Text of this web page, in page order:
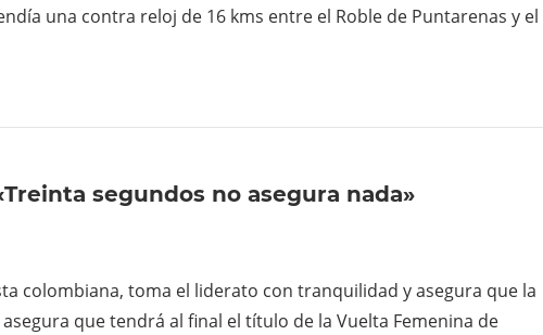
una contra reloj de 16 kms entre el Roble de Puntarenas y el
segundos no asegura nada»
colombiana, toma el liderato con tranquilidad y asegura que la
que tendrá al final el título de la Vuelta Femenina de